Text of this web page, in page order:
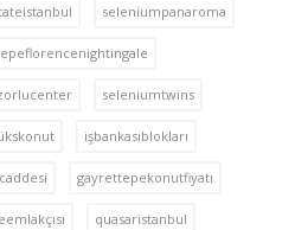
seleniumpanaroma
seleniumtwins
işbankasıblokları
gayrettepekonutfiyatı
quasaristanbul